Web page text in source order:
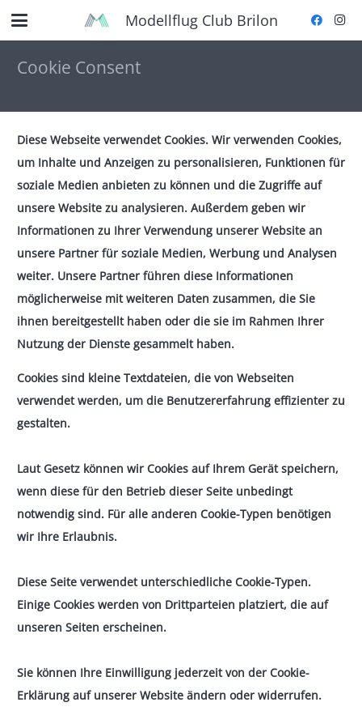
Modellflug Club Brilon
Cookie Consent
Diese Webseite verwendet Cookies. Wir verwenden Cookies,
um Inhalte und Anzeigen zu personalisieren, Funktionen für
soziale Medien anbieten zu können und die Zugriffe auf
unsere Website zu analysieren. Außerdem geben wir
Informationen zu Ihrer Verwendung unserer Website an
unsere Partner für soziale Medien, Werbung und Analysen
weiter. Unsere Partner führen diese Informationen
möglicherweise mit weiteren Daten zusammen, die Sie
ihnen bereitgestellt haben oder die sie im Rahmen Ihrer
Nutzung der Dienste gesammelt haben.
Cookies sind kleine Textdateien, die von Webseiten
verwendet werden, um die Benutzererfahrung effizienter zu
gestalten.
Laut Gesetz können wir Cookies auf Ihrem Gerät speichern,
wenn diese für den Betrieb dieser Seite unbedingt
notwendig sind. Für alle anderen Cookie-Typen benötigen
wir Ihre Erlaubnis.
Diese Seite verwendet unterschiedliche Cookie-Typen.
Einige Cookies werden von Drittparteien platziert, die auf
unseren Seiten erscheinen.
Sie können Ihre Einwilligung jederzeit von der Cookie-
Erklärung auf unserer Website ändern oder widerrufen.